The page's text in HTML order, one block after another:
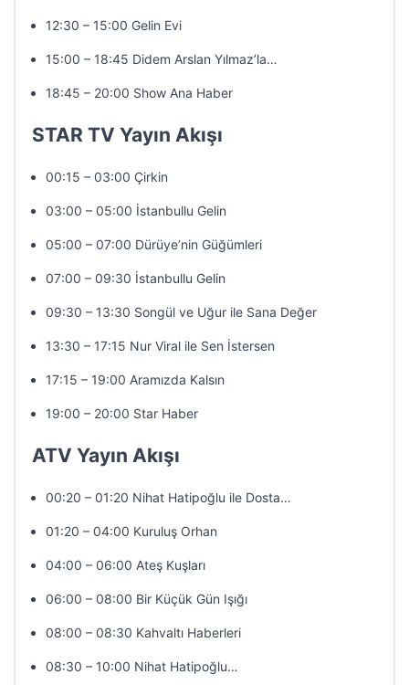
12:30 – 15:00 Gelin Evi
15:00 – 18:45 Didem Arslan Yılmaz’la…
18:45 – 20:00 Show Ana Haber
STAR TV Yayın Akışı
00:15 – 03:00 Çirkin
03:00 – 05:00 İstanbullu Gelin
05:00 – 07:00 Dürüye’nin Güğümleri
07:00 – 09:30 İstanbullu Gelin
09:30 – 13:30 Songül ve Uğur ile Sana Değer
13:30 – 17:15 Nur Viral ile Sen İstersen
17:15 – 19:00 Aramızda Kalsın
19:00 – 20:00 Star Haber
ATV Yayın Akışı
00:20 – 01:20 Nihat Hatipoğlu ile Dosta…
01:20 – 04:00 Kuruluş Orhan
04:00 – 06:00 Ateş Kuşları
06:00 – 08:00 Bir Küçük Gün Işığı
08:00 – 08:30 Kahvaltı Haberleri
08:30 – 10:00 Nihat Hatipoğlu…